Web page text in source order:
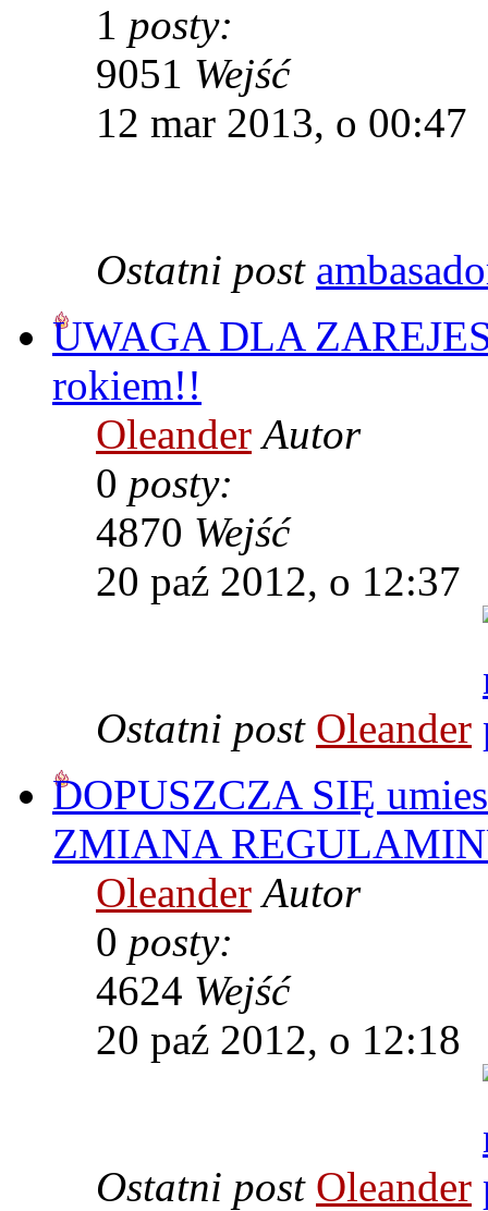
1 posty:
9051 Wejść
12 mar 2013, o 00:47
Ostatni post
UWAGA DLA
rokiem!!
Oleander Autor
0 posty:
4870 Wejść
20 paź 2012, o 12:37
Ostatni post Oleander
DOPUSZCZA SIĘ
ZMIANA
Oleander Autor
0 posty:
4624 Wejść
20 paź 2012, o 12:18
Ostatni post Oleander